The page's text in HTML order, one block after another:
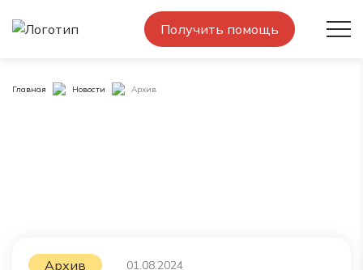
Получить помощь
Главная Новости Архив
Архив 01.08.2024